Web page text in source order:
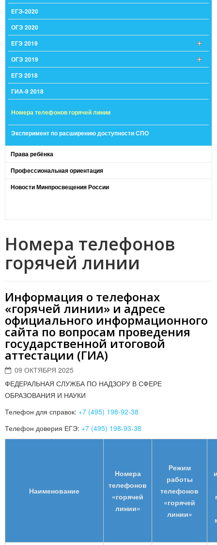
ЕГЭ-2020
ОГЭ 2020
ЕГЭ 2019
ОГЭ 2019
ЕГЭ 2018
ГИА-9 2018
Номера телефонов горячей линии
Эксперимент по расширению доступности СПО
Права ребёнка
Профессиональная ориентация
Новости Минпросвещения России
Номера телефонов
горячей линии
Информация о телефонах
«горячей линии» и адресе
официального информационного
сайта по вопросам проведения
государственной итоговой
аттестации (ГИА)
09 ОКТЯБРЯ 2025
ФЕДЕРАЛЬНАЯ СЛУЖБА ПО НАДЗОРУ В СФЕРЕ
ОБРАЗОВАНИЯ И НАУКИ
Телефон для справок: +7 (495) 198-92-38
Телефон доверия ЕГЭ: +7 (495) 198-93-38
Наименование
Номера
телефонов
«горячей
линии»
Режим
работы
телефонов
«горячей
линии»